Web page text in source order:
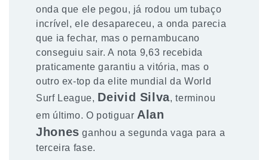
onda que ele pegou, já rodou um tubaço
incrível, ele desapareceu, a onda parecia
que ia fechar, mas o pernambucano
conseguiu sair. A nota 9,63 recebida
praticamente garantiu a vitória, mas o
outro ex-top da elite mundial da World
Surf League, Deivid Silva, terminou
em último. O potiguar Alan
Jhones ganhou a segunda vaga para a
terceira fase.